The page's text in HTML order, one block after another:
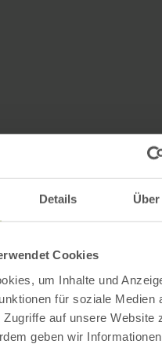
Details
Cookies
um Inhalte und
für soziale Medien
auf unsere Website
geben wir